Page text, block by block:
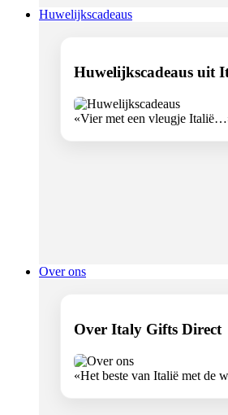
Huwelijkscadeaus
Huwelijkscadeaus uit
«Vier met een vleugje
Over ons
Over Italy Gifts Direct
«Het beste van Italië met de